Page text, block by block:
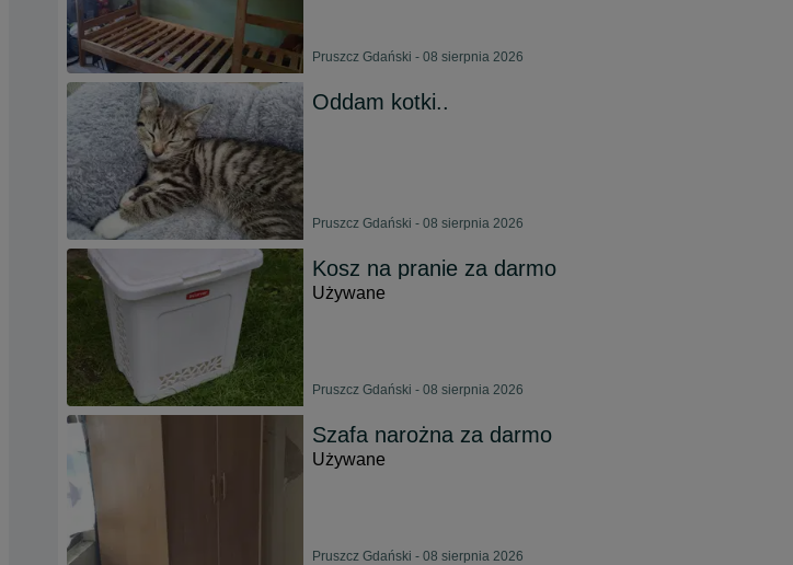
Pruszcz Gdański - 08 sierpnia 2026
Oddam kotki..
Pruszcz Gdański - 08 sierpnia 2026
Kosz na pranie za darmo
Używane
Pruszcz Gdański - 08 sierpnia 2026
Szafa narożna za darmo
Używane
Pruszcz Gdański - 08 sierpnia 2026